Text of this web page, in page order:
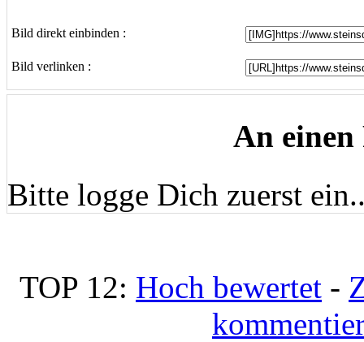
Bild direkt einbinden :
Bild verlinken :
An einen
Bitte logge Dich zuerst
TOP 12: Hoch bewertet -